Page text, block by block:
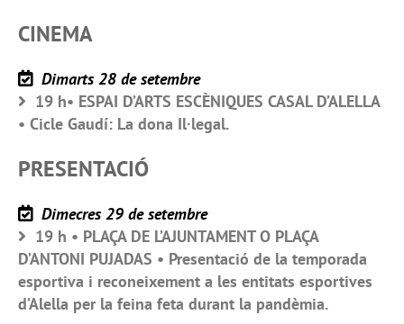
CINEMA
Dimarts 28 de setembre
19 h• ESPAI D’ARTS ESCÈNIQUES CASAL D’ALELLA
• Cicle Gaudí: La dona Il·legal.
PRESENTACIÓ
Dimecres 29 de setembre
19 h • PLAÇA DE L’AJUNTAMENT O PLAÇA
D’ANTONI PUJADAS • Presentació de la temporada
esportiva i reconeixement a les entitats esportives
d’Alella per la feina feta durant la pandèmia.